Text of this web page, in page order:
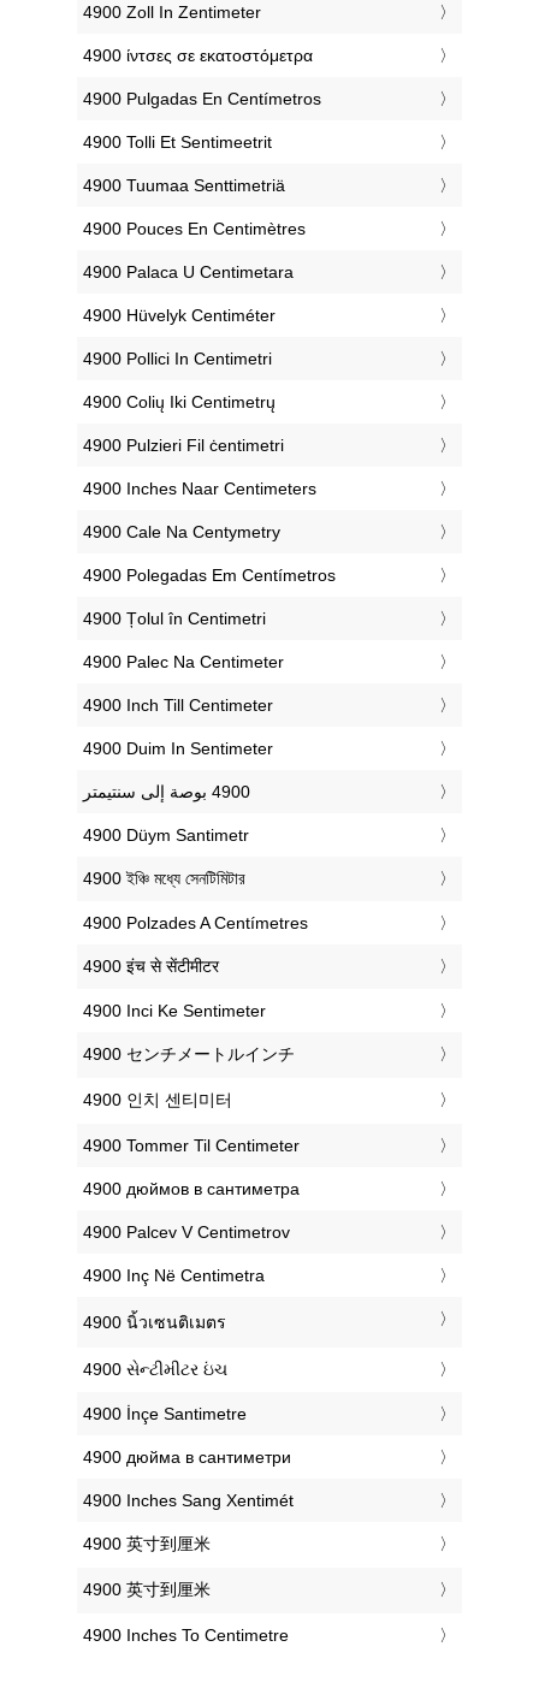
‎4900 Zoll In Zentimeter
‎4900 ίντσες σε εκατοστόμετρα
‎4900 Pulgadas En Centímetros
‎4900 Tolli Et Sentimeetrit
‎4900 Tuumaa Senttimetriä
‎4900 Pouces En Centimètres
‎4900 Palaca U Centimetara
‎4900 Hüvelyk Centiméter
‎4900 Pollici In Centimetri
‎4900 Colių Iki Centimetrų
‎4900 Pulzieri Fil ċentimetri
‎4900 Inches Naar Centimeters
‎4900 Cale Na Centymetry
‎4900 Polegadas Em Centímetros
‎4900 Țolul în Centimetri
‎4900 Palec Na Centimeter
‎4900 Inch Till Centimeter
‎4900 Duim In Sentimeter
‎4900 Düym Santimetr
‎4900 ইঞ্চি মধ্যে সেনটিমিটার
‎4900 Polzades A Centímetres
‎4900 इंच से सेंटीमीटर
‎4900 Inci Ke Sentimeter
‎4900 センチメートルインチ
‎4900 인치 센티미터
‎4900 Tommer Til Centimeter
‎4900 дюймов в сантиметра
‎4900 Palcev V Centimetrov
‎4900 Inç Në Centimetra
‎4900 นิ้วเซนติเมตร
‎4900 સેન્ટીમીટર ઇંચ
‎4900 İnçe Santimetre
‎4900 дюйма в сантиметри
‎4900 Inches Sang Xentimét
‎4900 英寸到厘米
‎4900 英寸到厘米
‎4900 Inches To Centimetre